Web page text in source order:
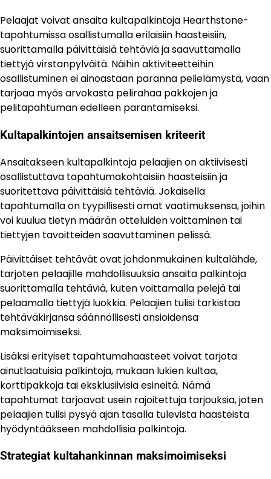
Pelaajat voivat ansaita kultapalkintoja Hearthstone-
tapahtumissa osallistumalla erilaisiin haasteisiin,
suorittamalla päivittäisiä tehtäviä ja saavuttamalla
tiettyjä virstanpylväitä. Näihin aktiviteetteihin
osallistuminen ei ainoastaan paranna pelielämystä, vaan
tarjoaa myös arvokasta pelirahaa pakkojen ja
pelitapahtuman edelleen parantamiseksi.
Kultapalkintojen ansaitsemisen kriteerit
Ansaitakseen kultapalkintoja pelaajien on aktiivisesti
osallistuttava tapahtumakohtaisiin haasteisiin ja
suoritettava päivittäisiä tehtäviä. Jokaisella
tapahtumalla on tyypillisesti omat vaatimuksensa, joihin
voi kuulua tietyn määrän otteluiden voittaminen tai
tiettyjen tavoitteiden saavuttaminen pelissä.
Päivittäiset tehtävät ovat johdonmukainen kultalähde,
tarjoten pelaajille mahdollisuuksia ansaita palkintoja
suorittamalla tehtäviä, kuten voittamalla pelejä tai
pelaamalla tiettyjä luokkia. Pelaajien tulisi tarkistaa
tehtäväkirjansa säännöllisesti ansioidensa
maksimoimiseksi.
Lisäksi erityiset tapahtumahaasteet voivat tarjota
ainutlaatuisia palkintoja, mukaan lukien kultaa,
korttipakkoja tai eksklusiivisia esineitä. Nämä
tapahtumat tarjoavat usein rajoitettuja tarjouksia, joten
pelaajien tulisi pysyä ajan tasalla tulevista haasteista
hyödyntääkseen mahdollisia palkintoja.
Strategiat kultahankinnan maksimoimiseksi